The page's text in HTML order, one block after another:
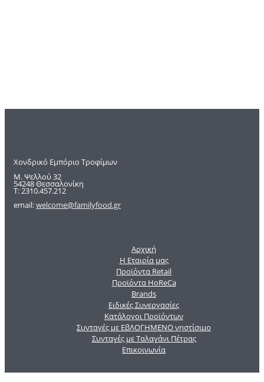
Χονδρικό Εμπόριο Τροφίμων
Μ. Ψελλού 32
54248 Θεσσαλονίκη
Τ: 2310.457.212
email:welcome@familyfood.gr
Αρχική
Η Εταιρία μας
Προϊόντα Retail
Προϊόντα HoReCa
Brands
Ειδικές Συνεργασίες
Κατάλογοι Προϊόντων
Συνταγές με ΕβΛΟΓΗΜΕΝΟ νηστίσιμο
Συνταγές με Ταλαγάνι Πέτρας
Επικοινωνία